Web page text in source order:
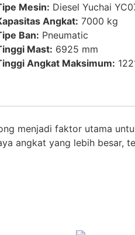
Mesin: Diesel Yuchai
Angkat: 7000 kg
Ban: Pneumatic
Mast: 6925 mm
Angkat Maksimum:
menjadi faktor utama
angkat yang lebih besar,